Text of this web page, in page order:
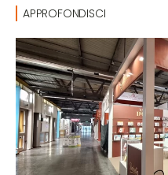
APPROFONDISCI